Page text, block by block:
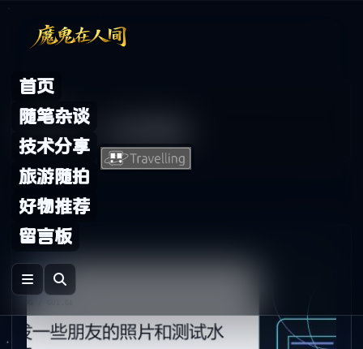
首页
随笔杂谈
技术分享
旅游随拍
好物推荐
留言板
Archive
标签：